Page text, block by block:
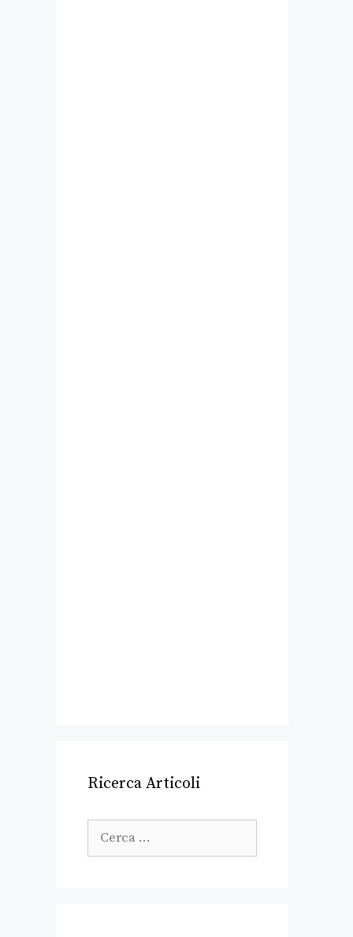
Ricerca Articoli